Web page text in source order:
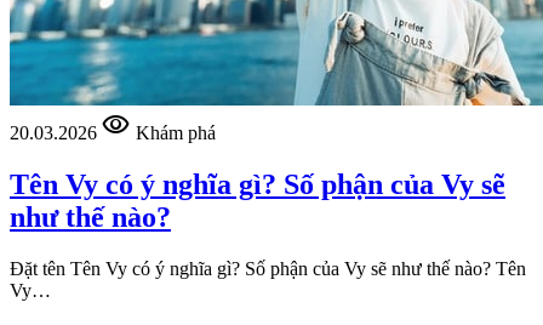
20.03.2026 visibility Khám phá
Tên Vy có ý nghĩa gì? Số phận của Vy sẽ
như thế nào?
Đặt tên Tên Vy có ý nghĩa gì? Số phận của Vy sẽ như thế nào? Tên
Vy…